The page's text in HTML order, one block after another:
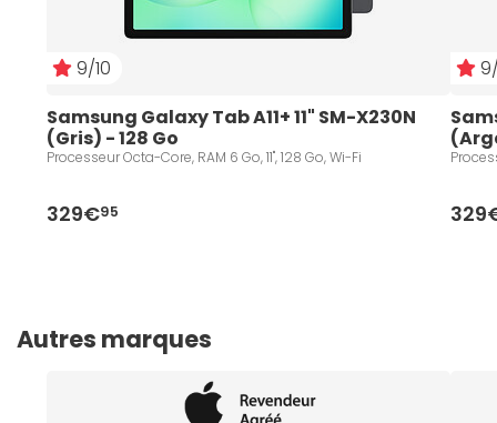
9/10
Samsung Galaxy Tab A11+ 11" SM-X230N
(Gris) - 128 Go
Processeur Octa-Core, RAM 6 Go, 11", 128 Go, Wi-Fi
329€95
Autres marques